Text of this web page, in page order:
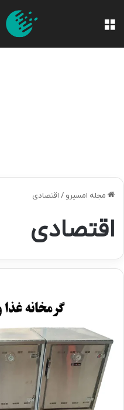
مجله امسیرو / اقتصادی
اقتصادی